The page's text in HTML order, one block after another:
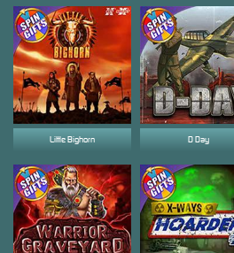
Little Bighorn D Day